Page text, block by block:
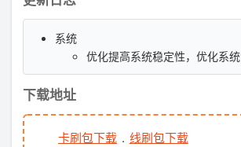
系统
优化提高系统稳定性，优化系
下载地址
卡刷包下载 . 线刷包下载